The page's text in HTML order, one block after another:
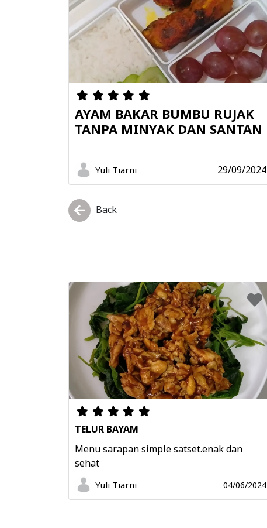
AYAM BAKAR BUMBU RUJAK
TANPA MINYAK DAN SANTAN
Yuli Tiarni 29/09/2024
Back
TELUR BAYAM
Menu sarapan simple satset.enak dan
sehat
Yuli Tiarni 04/06/2024